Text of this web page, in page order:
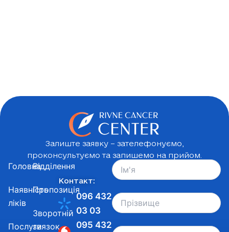
Залиште заявку – зателефонуємо,
проконсультуємо та запишемо на прийом.
Контакт:
096 432
03 03
095 432
Головна
Наявність
ліків
Послуги
Відділення
Пропозиція
Зворотній
звязок